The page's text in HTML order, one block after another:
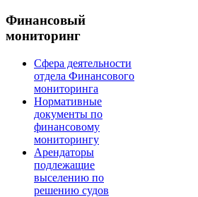
Финансовый
мониторинг
Сфера деятельности
отдела Финансового
мониторинга
Нормативные
документы по
финансовому
мониторингу
Арендаторы
подлежащие
выселению по
решению судов